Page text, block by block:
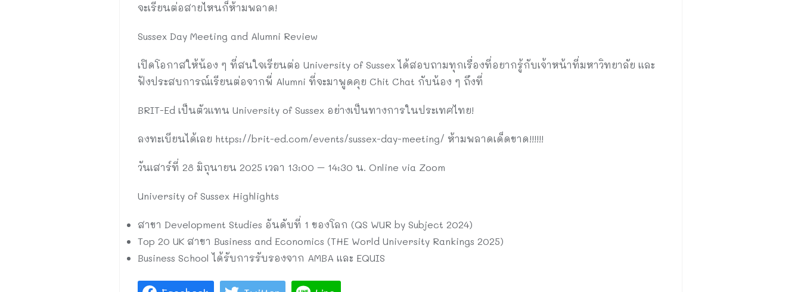
จะเรียนต่อสายไหนก็ห้ามพลาด!
Sussex Day Meeting and Alumni Review
เปิดโอกาสให้น้อง ๆ ที่สนใจเรียนต่อ University of Sussex ได้สอบถามทุกเรื่องที่อยากรู้กับเจ้าหน้าที่มหาวิทยาลัย และ
ฟังประสบการณ์เรียนต่อจากพี่ Alumni ที่จะมาพูดคุย Chit Chat กับน้อง ๆ ถึงที่
BRIT-Ed เป็นตัวแทน University of Sussex อย่างเป็นทางการในประเทศไทย!
ลงทะเบียนได้เลย https://brit-ed.com/events/sussex-day-meeting/ ห้ามพลาดเด็ดขาด!!!!!!
วันเสาร์ที่ 28 มิถุนายน 2025 เวลา 13:00 – 14:30 น. Online via Zoom
University of Sussex Highlights
สาขา Development Studies อันดับที่ 1 ของโลก (QS WUR by Subject 2024)
Top 20 UK สาขา Business and Economics (THE World University Rankings 2025)
Business School ได้รับการรับรองจาก AMBA และ EQUIS